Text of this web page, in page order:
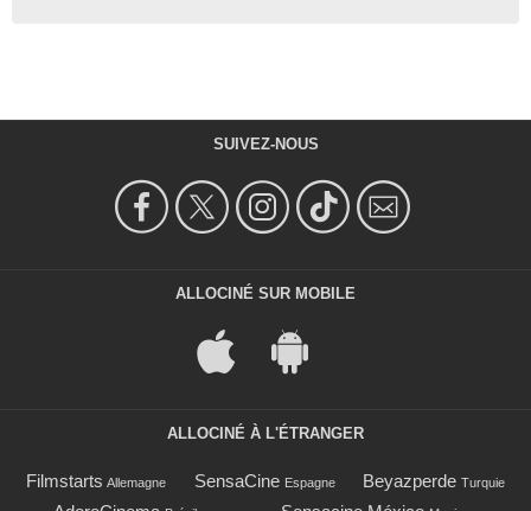
SUIVEZ-NOUS
ALLOCINÉ SUR MOBILE
ALLOCINÉ À L'ÉTRANGER
Filmstarts Allemagne SensaCine Espagne Beyazperde Turquie